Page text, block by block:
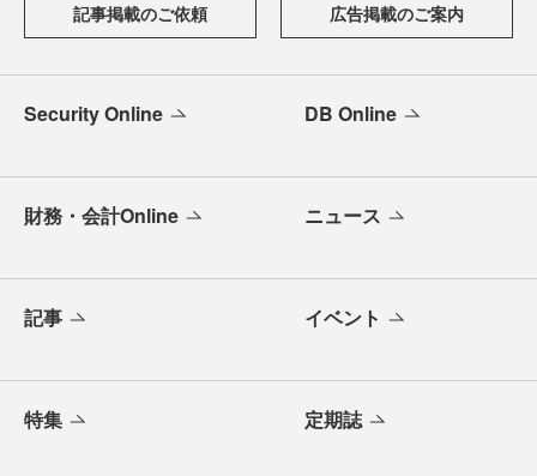
記事掲載のご依頼 広告掲載のご案内
Security Online DB Online
財務・会計Online ニュース
記事 イベント
特集 定期誌